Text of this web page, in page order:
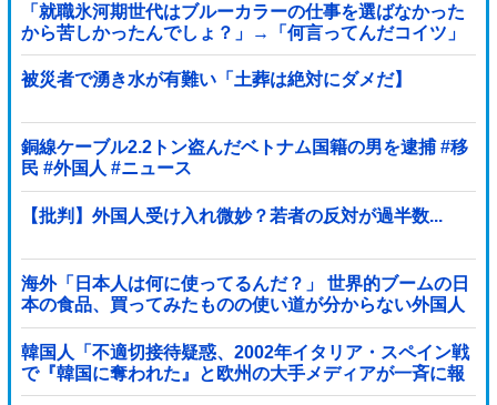
「就職氷河期世代はブルーカラーの仕事を選ばなかった
から苦しかったんでしょ？」→「何言ってんだコイツ」
の声、殺到
被災者で湧き水が有難い「土葬は絶対にダメだ】
銅線ケーブル2.2トン盗んだベトナム国籍の男を逮捕 #移
民 #外国人 #ニュース
【批判】外国人受け入れ微妙？若者の反対が過半数...
海外「日本人は何に使ってるんだ？」 世界的ブームの日
本の食品、買ってみたものの使い道が分からない外国人
が続出
韓国人「不適切接待疑惑、2002年イタリア・スペイン戦
で『韓国に奪われた』と欧州の大手メディアが一斉に報
道！」